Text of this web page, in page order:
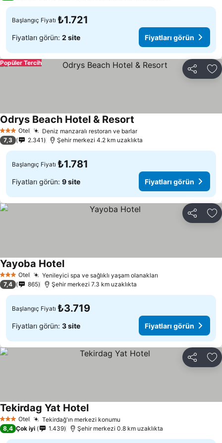
Başlangıç Fiyatı ₺1.721
Fiyatları görün: 2 site Fiyatları görün
Paylaş
Popüler Tercih
3 YıldızOtel Deniz manzaralı restoran ve barlarFiyatları görün
Odrys Beach Hotel & Resort
7,3 2.341 Şehir merkezi 4.2 km uzaklıkta
Başlangıç Fiyatı ₺1.781
Fiyatları görün: 9 site Fiyatları görün
Paylaş
3 YıldızOtel Yenileyici spa ve sağlıklı yaşam olanakları
Yayoba HotelFiyatları görün
7,4 865 Şehir merkezi 7.3 km uzaklıkta
Başlangıç Fiyatı ₺3.719
Fiyatları görün: 3 site Fiyatları görün
Paylaş
3 YıldızOtel Tekirdağ'ın merkezi konumu
Tekirdag Yat HotelFiyatları görün
8,4 Çok iyi 1.439 Şehir merkezi 0.8 km uzaklıkta